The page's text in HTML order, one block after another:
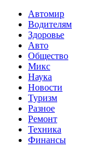
Автомир
Водителям
Здоровье
Авто
Общество
Микс
Наука
Новости
Туризм
Разное
Ремонт
Техника
Финансы